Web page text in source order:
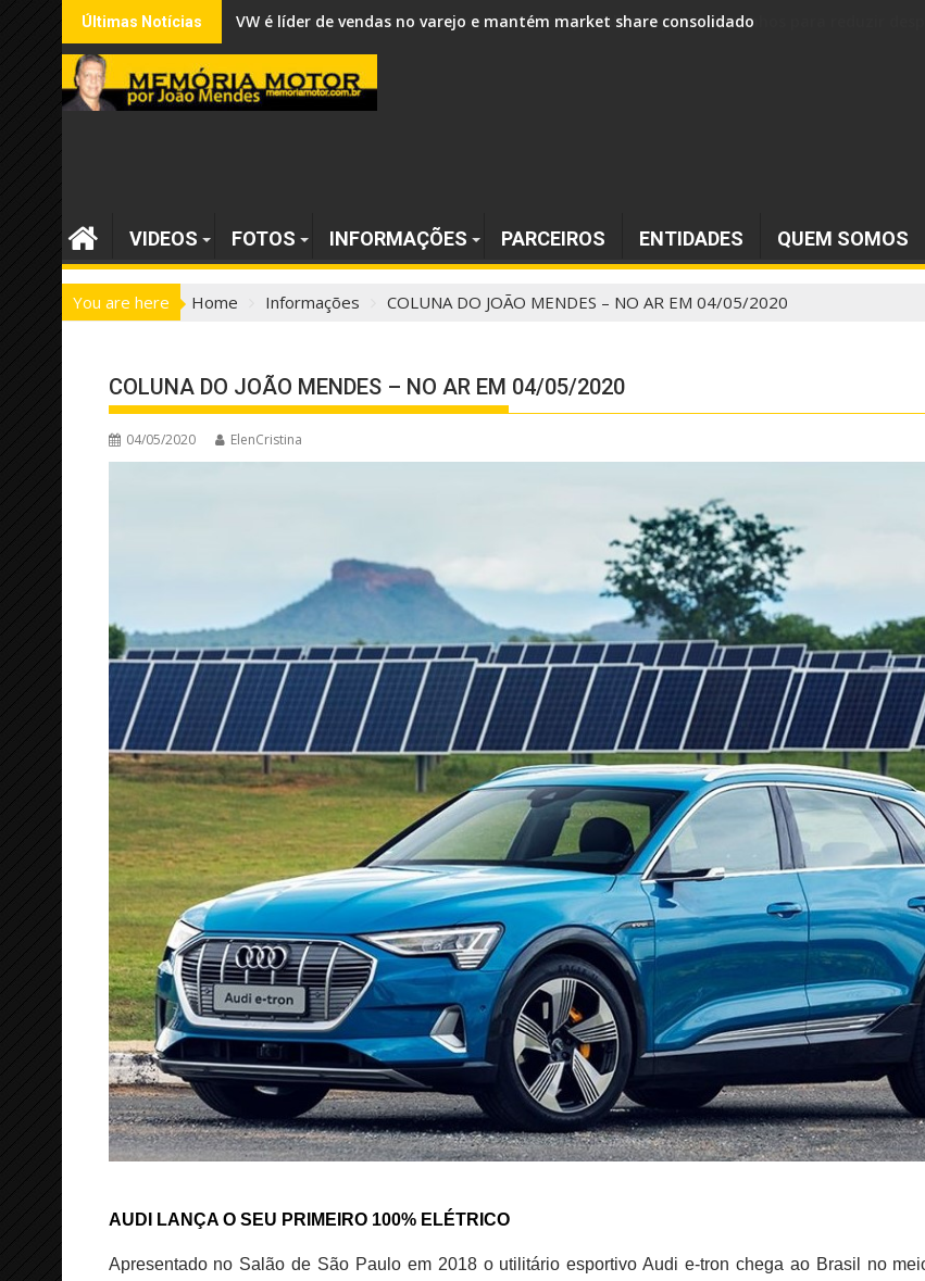
Skip
to
content
Últimas Notícias VW é líder de vendas no varejo e mantém market share consolidado
VIDEOS FOTOS INFORMAÇÕES PARCEIROS ENTIDADES QUEM SOMOS
You are here Home Informações COLUNA DO JOÃO MENDES – NO AR EM 04/05/2020
COLUNA DO JOÃO MENDES – NO AR EM 04/05/2020
04/05/2020 ElenCristina
AUDI LANÇA O SEU PRIMEIRO 100% ELÉTRICO
Apresentado no Salão de São Paulo em 2018 o utilitário esportivo Audi e-tron chega ao Brasil no